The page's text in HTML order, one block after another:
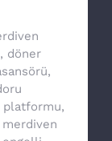
, döner
,
platformu,